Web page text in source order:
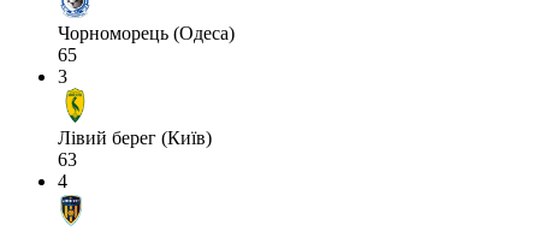
Чорноморець (Одеса)
65
3
Лівий берег (Київ)
63
4